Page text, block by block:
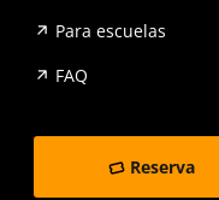
Para escuelas
FAQ
Reserva